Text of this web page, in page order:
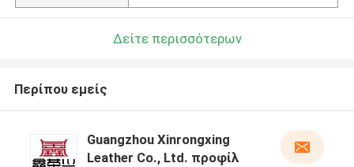
Δείτε περισσότερων
Περίπου εμείς
Guangzhou Xinrongxing
Leather Co., Ltd. προφίλ